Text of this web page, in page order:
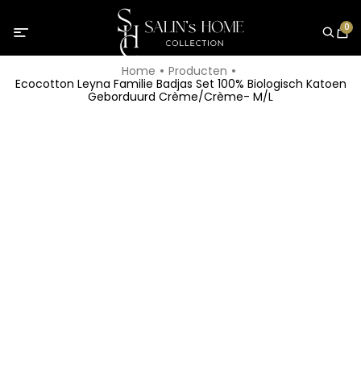
0
Home
Producten
Ecocotton Leyna Familie Badjas Set 100% Biologisch Katoen
Geborduurd Crème/Crème- M/L